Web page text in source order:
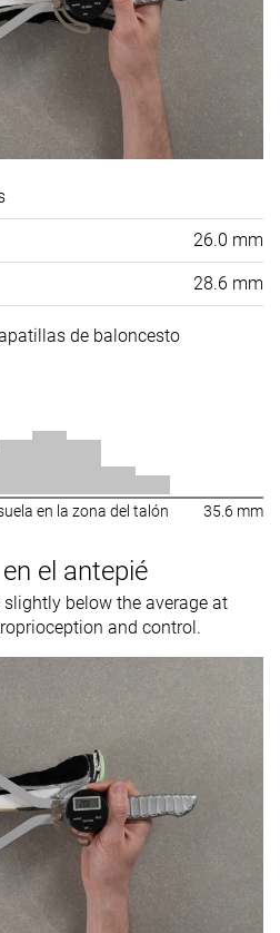
26.0 mm
28.6 mm
de baloncesto
en la zona del talón 35.6 mm
el antepié
below the average at
and control.